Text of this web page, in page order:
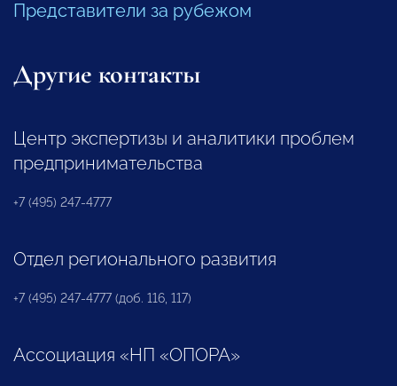
Представители за рубежом
Другие контакты
Центр экспертизы и аналитики проблем
предпринимательства
+7 (495) 247-4777
Отдел регионального развития
+7 (495) 247-4777 (доб. 116, 117)
Ассоциация «НП «ОПОРА»